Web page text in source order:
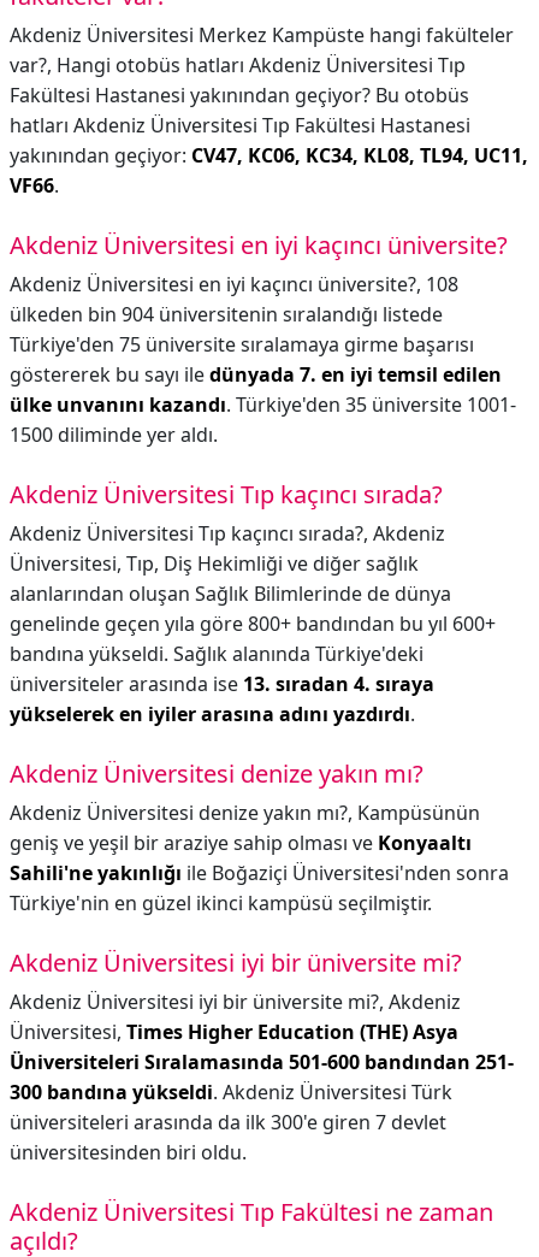
Akdeniz Üniversitesi Merkez Kampüste hangi fakülteler
var?, Hangi otobüs hatları Akdeniz Üniversitesi Tıp
Fakültesi Hastanesi yakınından geçiyor? Bu otobüs
hatları Akdeniz Üniversitesi Tıp Fakültesi Hastanesi
yakınından geçiyor: CV47, KC06, KC34, KL08, TL94, UC11,
VF66.
Akdeniz Üniversitesi en iyi kaçıncı üniversite?
Akdeniz Üniversitesi en iyi kaçıncı üniversite?, 108
ülkeden bin 904 üniversitenin sıralandığı listede
Türkiye'den 75 üniversite sıralamaya girme başarısı
göstererek bu sayı iledünyada 7. en iyi temsil edilen
ülke unvanını kazandı. Türkiye'den 35 üniversite 1001-
1500 diliminde yer aldı.
Akdeniz Üniversitesi Tıp kaçıncı sırada?
Akdeniz Üniversitesi Tıp kaçıncı sırada?, Akdeniz
Üniversitesi, Tıp, Diş Hekimliği ve diğer sağlık
alanlarından oluşan Sağlık Bilimlerinde de dünya
genelinde geçen yıla göre 800+ bandından bu yıl 600+
bandına yükseldi. Sağlık alanında Türkiye'deki
üniversiteler arasında ise 13. sıradan 4. sıraya
yükselerek en iyiler arasına adını yazdırdı.
Akdeniz Üniversitesi denize yakın mı?
Akdeniz Üniversitesi denize yakın mı?, Kampüsünün
geniş ve yeşil bir araziye sahip olması ve Konyaaltı
Sahili'ne yakınlığı ile Boğaziçi Üniversitesi'nden sonra
Türkiye'nin en güzel ikinci kampüsü seçilmiştir.
Akdeniz Üniversitesi iyi bir üniversite mi?
Akdeniz Üniversitesi iyi bir üniversite mi?, Akdeniz
Üniversitesi, Times Higher Education (THE) Asya
Üniversiteleri Sıralamasında 501-600 bandından 251-
300 bandına yükseldi. Akdeniz Üniversitesi Türk
üniversiteleri arasında da ilk 300'e giren 7 devlet
üniversitesinden biri oldu.
Akdeniz Üniversitesi Tıp Fakültesi ne zaman
açıldı?